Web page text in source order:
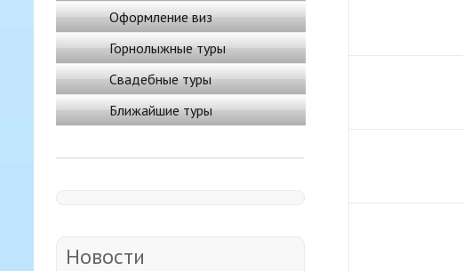
Оформление виз
Горнолыжные туры
Свадебные туры
Ближайшие туры
Новости